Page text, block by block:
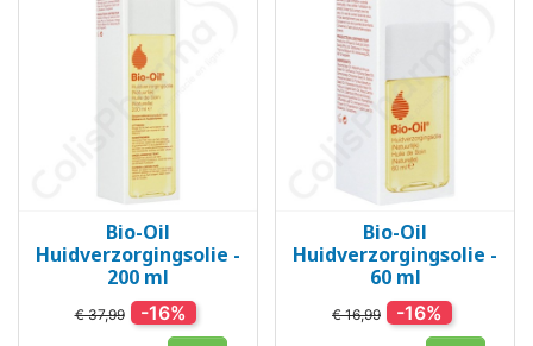
Bio-Oil
Huidverzorgingsolie -
200 ml
€ 37,99 -16%
Bio-Oil
Huidverzorgingsolie -
60 ml
€ 16,99 -16%